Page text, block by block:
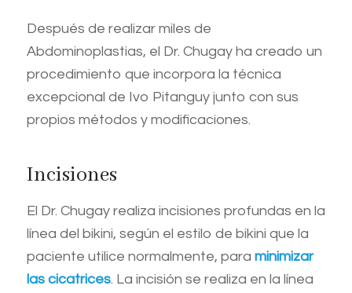
Después de realizar miles de
Abdominoplastias, el Dr. Chugay ha creado un
procedimiento que incorpora la técnica
excepcional de Ivo Pitanguy junto con sus
propios métodos y modificaciones.
Incisiones
El Dr. Chugay realiza incisiones profundas en la
línea del bikini, según el estilo de bikini que la
paciente utilice normalmente, para minimizar
las cicatrices. La incisión se realiza en la línea